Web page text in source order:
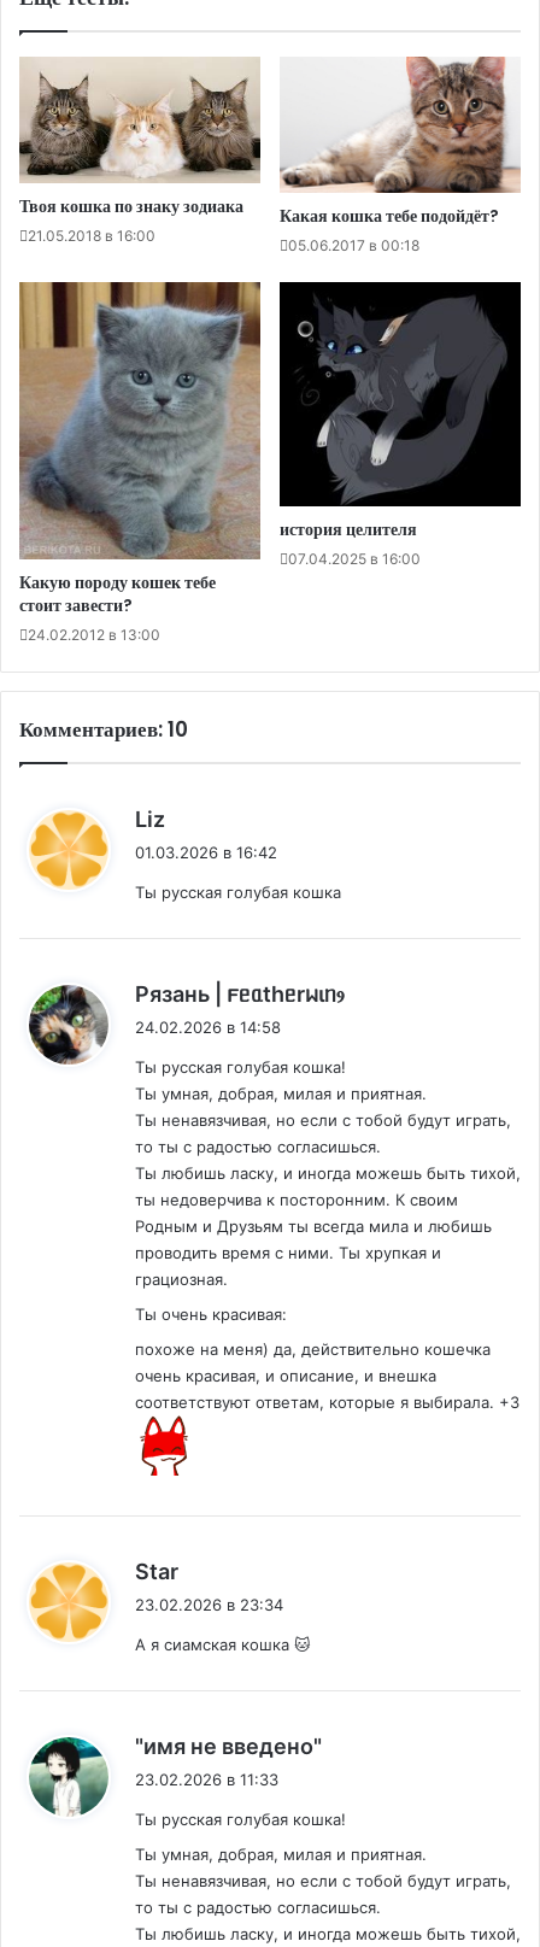
Твоя кошка по знаку зодиака
21.05.2018 в 16:00
Какая кошка тебе подойдёт?
05.06.2017 в 00:18
Какую породу кошек тебе
стоит завести?
24.02.2012 в 13:00
история целителя
07.04.2025 в 16:00
Комментариев: 10
Liz
01.03.2026 в 16:42
Ты русская голубая кошка
Рязань | 𐔥ᥱᥲthᥱrᥕιᥒⳋ:
24.02.2026 в 14:58
Ты русская голубая кошка!
Ты умная, добрая, милая и приятная.
Ты ненавязчивая, но если с тобой будут играть,
то ты с радостью согласишься.
Ты любишь ласку, и иногда можешь быть тихой,
ты недоверчива к посторонним. К своим
Родным и Друзьям ты всегда мила и любишь
проводить время с ними. Ты хрупкая и
грациозная.
Ты очень красивая:
похоже на меня) да, действительно кошечка
очень красивая, и описание, и внешка
соответствуют ответам, которые я выбирала. +3
Star
23.02.2026 в 23:34
А я сиамская кошка 🐱
"имя не введено"
23.02.2026 в 11:33
Ты русская голубая кошка!
Ты умная, добрая, милая и приятная.
Ты ненавязчивая, но если с тобой будут играть,
то ты с радостью согласишься.
Ты любишь ласку, и иногда можешь быть тихой,